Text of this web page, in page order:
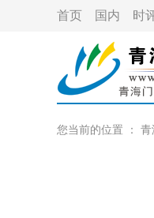
首页 国内 时
您当前的位置 ： 青